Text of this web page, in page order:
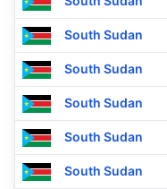
South Sudan
South Sudan
South Sudan
South Sudan
South Sudan